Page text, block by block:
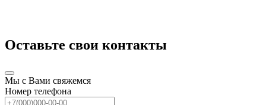
Оставьте свои контакты
Мы с Вами свяжемся
Номер телефона